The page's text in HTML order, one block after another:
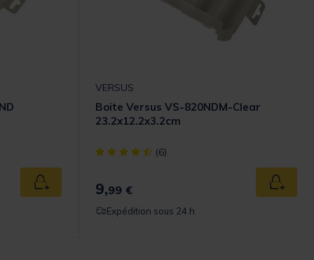
Ajouter au panier
VERSUS
Boite Versus VS-820NDM-Clear
23.2x12.2x3.2cm
[object Object] out of 5 Customer Rating
(6)
9,99 € Ajouter
Expédition sous 24 h